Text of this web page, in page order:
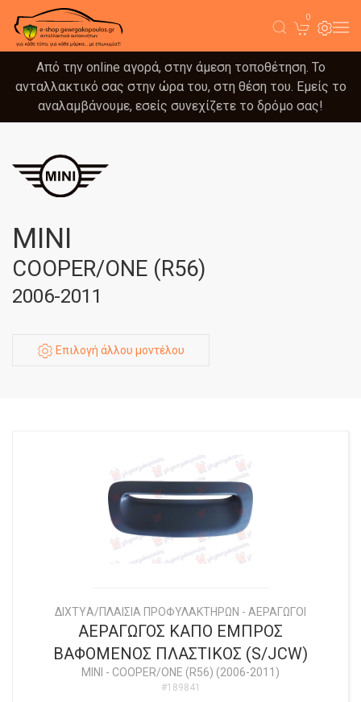
0
Από την online αγορά, στην άμεση τοποθέτηση. Το
ανταλλακτικό σας στην ώρα του, στη θέση του. Εμείς το
αναλαμβάνουμε, εσείς συνεχίζετε το δρόμο σας!
MINI
COOPER/ONE (R56)
2006-2011
Επιλογή άλλου μοντέλου
ΔΙΧΤYΑ/ΠΛΑΙΣΙΑ ΠΡΟΦΥΛΑΚΤΗΡΩΝ - ΑΕΡΑΓΩΓΟΙ
ΑΕΡΑΓΩΓΟΣ ΚΑΠΟ ΕΜΠΡΟΣ
ΒΑΦΟΜΕΝΟΣ ΠΛΑΣΤΙΚΟΣ (S/JCW)
MINI - COOPER/ONE (R56) (2006-2011)
#189841